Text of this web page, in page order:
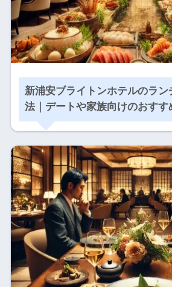
新浦安ブライトンホテルのラン
法｜デートや家族向けのおすす